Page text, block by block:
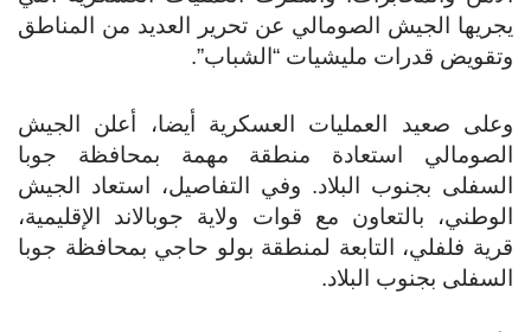
يجريها الجيش الصومالي عن تحرير العديد من المناطق
وتقويض قدرات مليشيات “الشباب”.
وعلى صعيد العمليات العسكرية أيضا، أعلن الجيش
الصومالي استعادة منطقة مهمة بمحافظة جوبا
السفلى بجنوب البلاد. وفي التفاصيل، استعاد الجيش
الوطني، بالتعاون مع قوات ولاية جوبالاند الإقليمية،
قرية فلفلي، التابعة لمنطقة بولو حاجي بمحافظة جوبا
السفلى بجنوب البلاد.